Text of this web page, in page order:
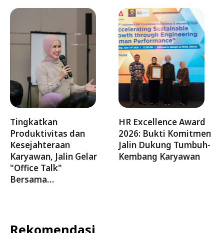
Tingkatkan
Produktivitas dan
Kesejahteraan
Karyawan, Jalin Gelar
"Office Talk"
Bersama…
HR Excellence Award
2026: Bukti Komitmen
Jalin Dukung Tumbuh-
Kembang Karyawan
Rekomendasi